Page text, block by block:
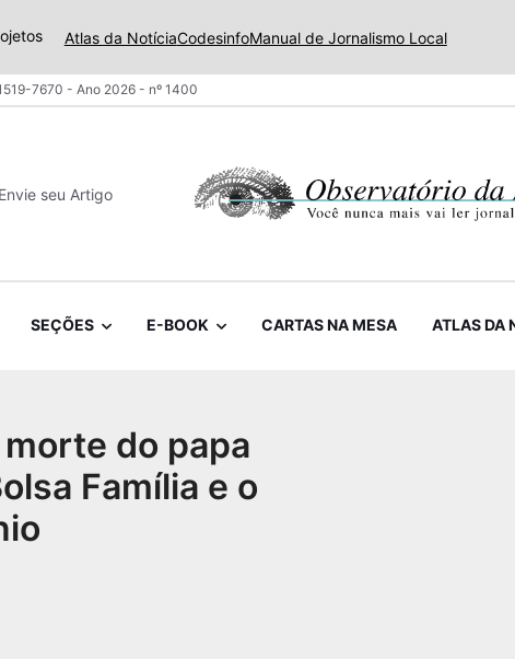
Atlas da NotíciaCodesinfoManual de Jornalismo Local
7670 - Ano 2026 - nº 1400
Envie seu Artigo
SEÇÕES E-BOOK CARTAS NA MESA ATLAS DA
do papa
Família e o